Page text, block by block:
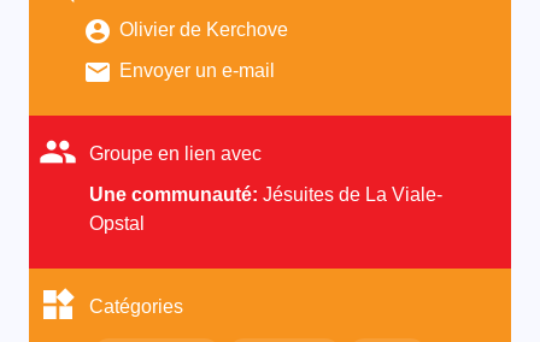
Olivier de Kerchove
Envoyer un e-mail
Groupe en lien avec
Une communauté: Jésuites de La Viale-
Opstal
Catégories